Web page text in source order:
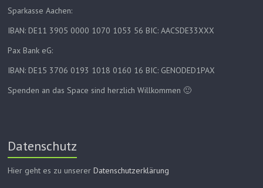
Sparkasse Aachen:
IBAN: DE11 3905 0000 1070 1053 56 BIC: AACSDE33XXX
Pax Bank eG:
IBAN: DE15 3706 0193 1018 0160 16 BIC: GENODED1PAX
Spenden an das Space sind herzlich Willkommen 🙂
Datenschutz
Hier geht es zu unsererDatenschutzerklärung